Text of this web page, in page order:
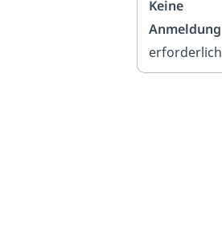
Keine
Anmeldung
erforderlich